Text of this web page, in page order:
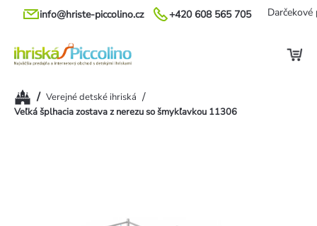
Prejsť
+420 608 565 705
info@hriste-piccolino.cz Darčekové
Domov
/ Verejné detské ihriská /
Veľká šplhacia zostava z nerezu so šmykľavkou 11306